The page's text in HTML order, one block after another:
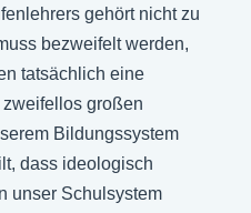
gehört nicht zu
bezweifelt werden,
tatsächlich eine
großen
Bildungssystem
dass ideologisch
unser Schulsystem